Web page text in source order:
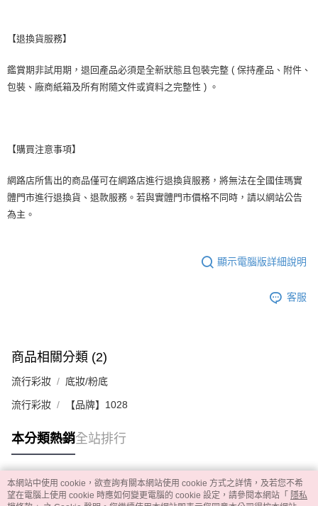
【退換貨服務】
鑑賞期非試用期，退回產品必須是全新狀態且包裝完整 ( 保持產品、附件、
包裝、廠商紙箱及所有附隨文件或資料之完整性 ) 。
【購買注意事項】
網路店所售出的商品僅可在網路店進行退換貨服務，將無法在全國佳瑪實
體門市進行退換貨、退款服務。若與實體門市價格不同時，請以網站公告
為主。
顯示電腦版詳細說明
客服
商品相關分類 (2)
流行彩妝 底妝/粉底
流行彩妝 【品牌】1028
本分類熱銷全站排行
熱門標籤
本網站中使用 cookie，欲查詢有關本網站使用 cookie 方式之詳情，及若您不希
望在電腦上使用 cookie 時應如何變更電腦的 cookie 設定，請參閱本網站「 隱私